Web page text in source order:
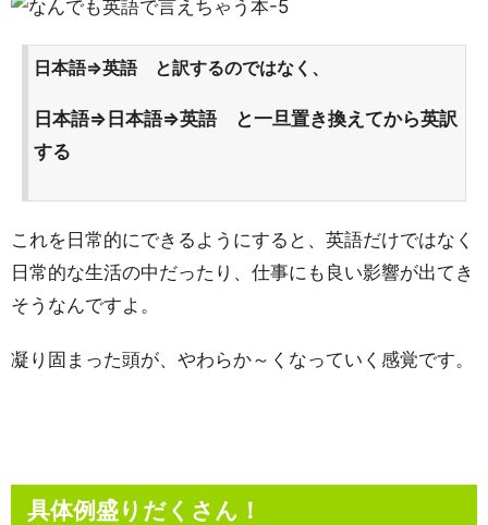
日本語⇒英語 と訳するのではなく、
日本語⇒日本語⇒英語 と一旦置き換えてから英訳
する
これを日常的にできるようにすると、英語だけではなく
日常的な生活の中だったり、仕事にも良い影響が出てき
そうなんですよ。
凝り固まった頭が、やわらか～くなっていく感覚です。
具体例盛りだくさん！